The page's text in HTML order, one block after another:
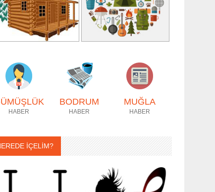
HABER
BODRUM
HABER
MUĞLA
HABER
İÇELİM?